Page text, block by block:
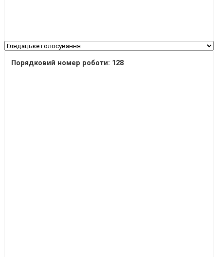
Порядковий номер роботи: 128